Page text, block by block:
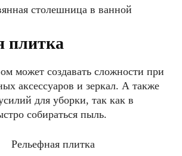
плитка
может создавать сложности при
аксессуаров и зеркал. А также
для уборки, так как в
собираться пыль.